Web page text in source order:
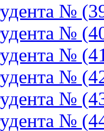
№
№
№
№
№
№